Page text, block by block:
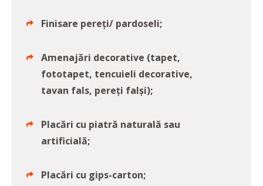
Finisare pereți/ pardoseli;
Amenajări decorative (tapet,
fototapet, tencuieli decorative,
tavan fals, pereți falși);
Placări cu piatră naturală sau
artificială;
Placări cu gips-carton;